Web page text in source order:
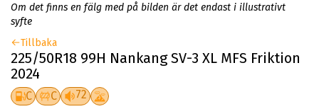
Om det finns en fälg med på bilden är det endast i illustrativt
syfte
Tillbaka
225/50R18 99H Nankang SV-3 XL MFS Friktion
2024
C C 72